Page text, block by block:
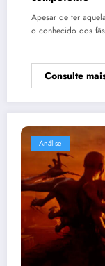
Apesar de ter
o conhecido dos
Consulte
Análise